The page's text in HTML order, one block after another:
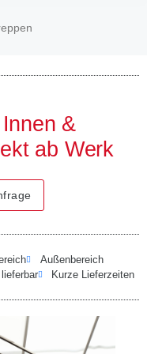
hier:
&
ab Werk
Außenbereich
Kurze Lieferzeiten